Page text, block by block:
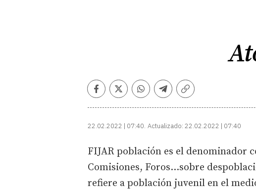
Facebook
TwitterWhatsapp
Telegram
Copiar
22.02.2022 | 07:40 Actualizado: 22.02.2022 | 07:40
FIJAR población es el denominador
Comisiones, Foros…sobre
refiere a población juvenil en el